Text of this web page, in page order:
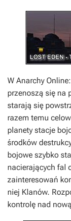
W Anarchy
przenoszą się na
starają się
razem temu
planety stacje
środków
bojowe szybko
nacierających fal
zainteresowań
niej Klanów.
kontrolę nad